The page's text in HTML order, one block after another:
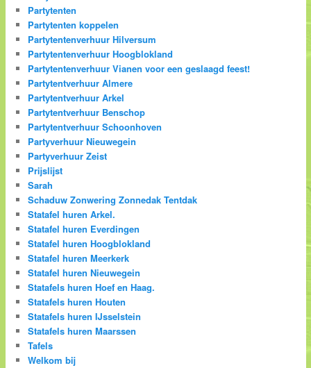
Partytenten
Partytenten koppelen
Partytentenverhuur Hilversum
Partytentenverhuur Hoogblokland
Partytentenverhuur Vianen voor een geslaagd feest!
Partytentverhuur Almere
Partytentverhuur Arkel
Partytentverhuur Benschop
Partytentverhuur Schoonhoven
Partyverhuur Nieuwegein
Partyverhuur Zeist
Prijslijst
Sarah
Schaduw Zonwering Zonnedak Tentdak
Statafel huren Arkel.
Statafel huren Everdingen
Statafel huren Hoogblokland
Statafel huren Meerkerk
Statafel huren Nieuwegein
Statafels huren Hoef en Haag.
Statafels huren Houten
Statafels huren IJsselstein
Statafels huren Maarssen
Tafels
Welkom bij